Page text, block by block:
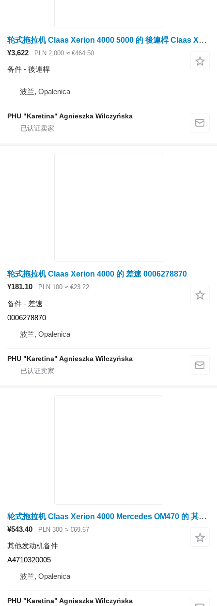
轮式拖拉机 Claas Xerion 4000 5000 的 後連桿 Claas Xerion 4000 – 5000 后连杆部件
¥3,622 PLN 2,000 ≈ €464.50
备件 - 後連桿
波兰, Opalenica
PHU "Karetina" Agnieszka Wilczyńska
轮式拖拉机 Claas Xerion 4000 的 差速 0006278870
¥181.10
PLN 100 ≈ €23.22
备件 - 差速
0006278870
波兰, Opalenica
PHU "Karetina" Agnieszka Wilczyńska
轮式拖拉机 Claas Xerion 4000 Mercedes OM470 的 其他发动机备件 wieniec koła zamachowego A4710320005
¥543.40 PLN 300 ≈ €69.67
其他发动机备件
A4710320005
波兰, Opalenica
PHU "Karetina" Agnieszka Wilczyńska